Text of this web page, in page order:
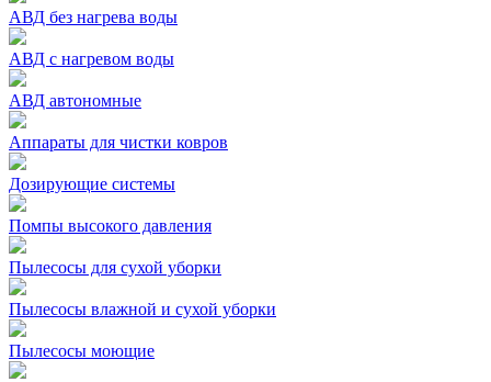
АВД без нагрева воды
АВД с нагревом воды
АВД автономные
Аппараты для чистки ковров
Дозирующие системы
Помпы высокого давления
Пылесосы для сухой уборки
Пылесосы влажной и сухой уборки
Пылесосы моющие